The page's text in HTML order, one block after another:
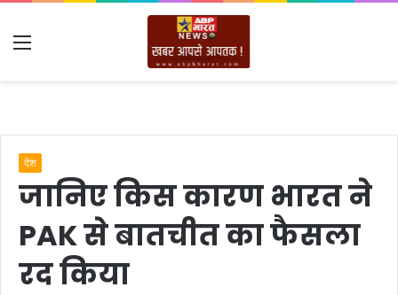
Menu
देश
जानिए किस कारण भारत ने
PAK से बातचीत का फैसला
रद किया